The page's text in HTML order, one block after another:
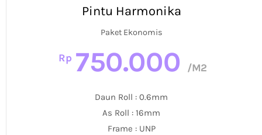
Pintu Harmonika
Paket Ekonomis
Rp 750.000 /M2
Daun Roll : 0.6mm
As Roll : 16mm
Frame : UNP